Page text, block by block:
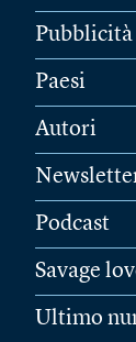
Pubblicità
Paesi
Autori
Podcast
Savage
Ultimo